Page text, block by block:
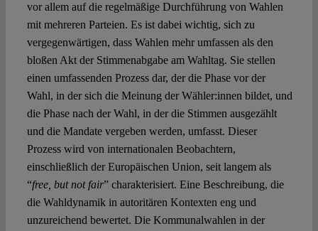
vor allem auf die regelmäßige Durchführung von Wahlen
mit mehreren Parteien. Es ist dabei wichtig, sich zu
vergegenwärtigen, dass Wahlen mehr umfassen als den
bloßen Akt der Stimmenabgabe am Wahltag. Sie stellen
einen umfassenden Prozess dar, der die Phase vor der
Wahl, in der sich die Meinung der Wähler:innen bildet, und
die Phase nach der Wahl, in der die Stimmen ausgezählt
und die Mandate vergeben werden, umfasst. Dieser
Prozess wird von internationalen Beobachtern,
einschließlich der Europäischen Union, seit langem als
“free, but not fair” charakterisiert. Eine Beschreibung, die
die Wahldynamik in autoritären Kontexten eng und
unzureichend bewertet. Die Kommunalwahlen in der